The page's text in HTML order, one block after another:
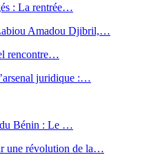
: La rentrée…
Amadou Djibril,…
rencontre…
juridique :…
du Bénin : Le …
une révolution de la…